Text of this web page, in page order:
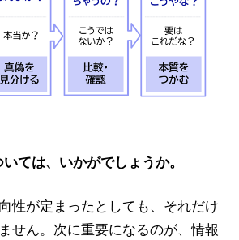
ては、いかがでしょうか。
性が定まったとしても、それだけ
せん。次に重要になるのが、情報